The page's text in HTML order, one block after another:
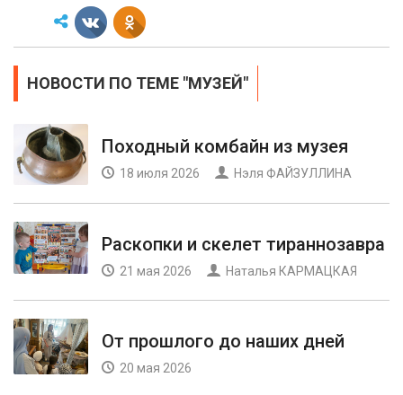
НОВОСТИ ПО ТЕМЕ "МУЗЕЙ"
Походный комбайн из музея
18 июля 2026 Нэля ФАЙЗУЛЛИНА
Раскопки и скелет тираннозавра
21 мая 2026 Наталья КАРМАЦКАЯ
От прошлого до наших дней
20 мая 2026